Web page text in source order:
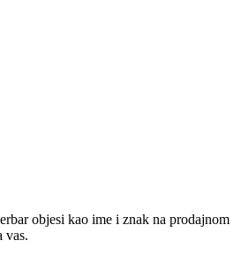
objesi kao ime i znak na prodajnom
vas.